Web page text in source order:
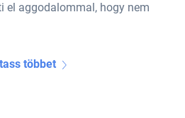
el aggodalommal, hogy nem
többet